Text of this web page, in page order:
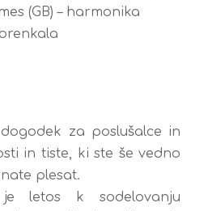
(GB) – harmonika
za poslušalce in
in tiste, ki ste še vedno
plesat.
letos k sodelovanju